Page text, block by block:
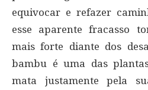
equivocar e refazer
esse aparente fracasso
mais forte diante dos
bambu é uma das
mata justamente pela